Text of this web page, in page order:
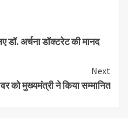
डॉ. अर्चना डॉक्टरेट की मानद
Next
को मुख्यमंत्री ने किया सम्मानित